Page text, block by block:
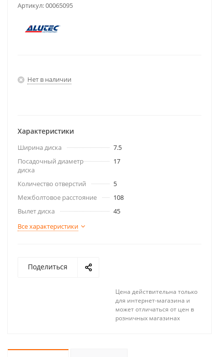
Артикул:00065095
Нет в наличии
Характеристики
Ширина диска
7.5
Посадочный диаметр
диска
17
Количество отверстий
5
Межболтовое расстояние
108
Вылет диска
45
Все характеристики
Поделиться
Цена действительна только
для интернет-магазина и
может отличаться от цен в
розничных магазинах